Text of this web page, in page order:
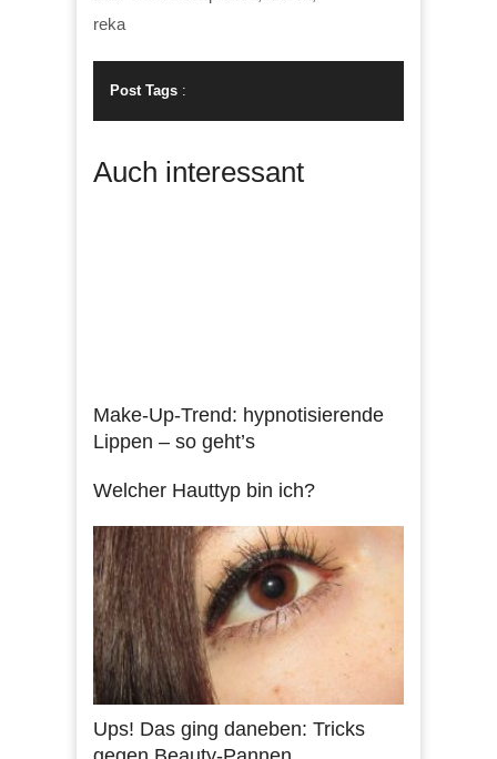
reka
Post Tags :
Auch interessant
Make-Up-Trend: hypnotisierende
Lippen – so geht’s
Welcher Hauttyp bin ich?
Ups! Das ging daneben: Tricks